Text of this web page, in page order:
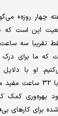
چهار روزه»
این است
تقریبا سه ساعت
که ما برای
او با
بازنگری اساسی در هفته
بهره‌وری کمک
برای کارهای